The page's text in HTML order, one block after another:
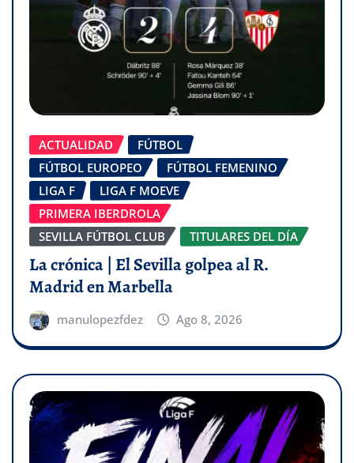
ACTUALIDAD
FÚTBOL
FÚTBOL EUROPEO
FÚTBOL FEMENINO
LIGA F
LIGA F MOEVE
PRIMERA IBERDROLA
SEVILLA FÚTBOL CLUB
TITULARES DEL DÍA
La crónica | El Sevilla golpea al R.
Madrid en Marbella
manulopezfdez Ago 8, 2026